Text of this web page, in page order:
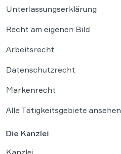
Unterlassungserklärung
Recht am eigenen Bild
Arbeitsrecht
Datenschutzrecht
Markenrecht
Alle Tätigkeitsgebiete ansehen
Die Kanzlei
Kanzlei